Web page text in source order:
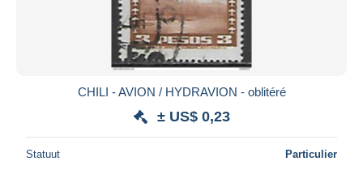
CHILI - AVION / HYDRAVION - oblitéré
± US$ 0,23
Statuut Particulier